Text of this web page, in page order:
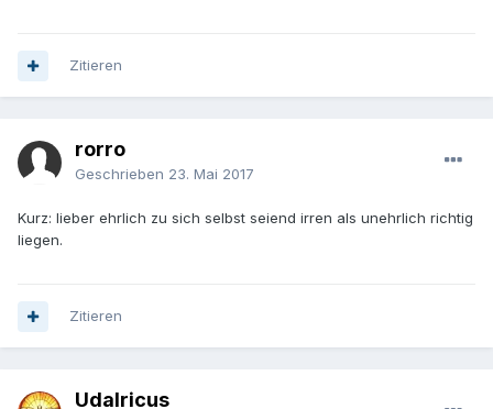
Zitieren
rorro
Geschrieben 23. Mai 2017
Kurz: lieber ehrlich zu sich selbst seiend irren als unehrlich richtig
liegen.
Zitieren
Udalricus